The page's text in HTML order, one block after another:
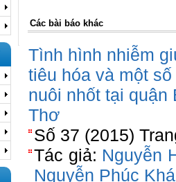
Các bài báo khác
Tình hình nhiễm
tiêu hóa và một
nuôi nhốt tại quận
Thơ
Số 37 (2015)
Tác giả: Nguyễn
Nguyễn Phúc